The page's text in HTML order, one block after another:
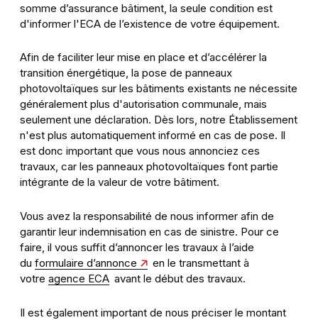
somme d’assurance bâtiment, la seule condition est
d'informer l'ECA de l’existence de votre équipement.
Afin de faciliter leur mise en place et d’accélérer la
transition énergétique, la pose de panneaux
photovoltaïques sur les bâtiments existants ne nécessite
généralement plus d'autorisation communale, mais
seulement une déclaration. Dès lors, notre Établissement
n'est plus automatiquement informé en cas de pose. Il
est donc important que vous nous annonciez ces
travaux, car les panneaux photovoltaïques font partie
intégrante de la valeur de votre bâtiment.
Vous avez la responsabilité de nous informer afin de
garantir leur indemnisation en cas de sinistre. Pour ce
faire, il vous suffit d’annoncer les travaux à l’aide
du formulaire d’annonce
en le transmettant à
votre agence ECA avant le début des travaux.
Il est également important de nous préciser le montant